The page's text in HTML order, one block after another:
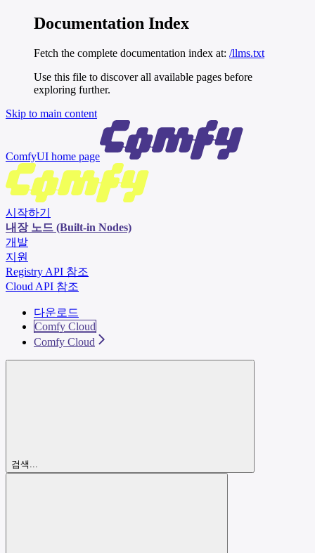
Documentation Index
Fetch the complete documentation index at: /llms.txt
Use this file to discover all available pages before
exploring further.
Skip to main content
ComfyUI home page
시작하기
내장 노드 (Built-in Nodes)
개발
지원
Registry API 참조
Cloud API 참조
다운로드
Comfy Cloud
Comfy Cloud
검색...